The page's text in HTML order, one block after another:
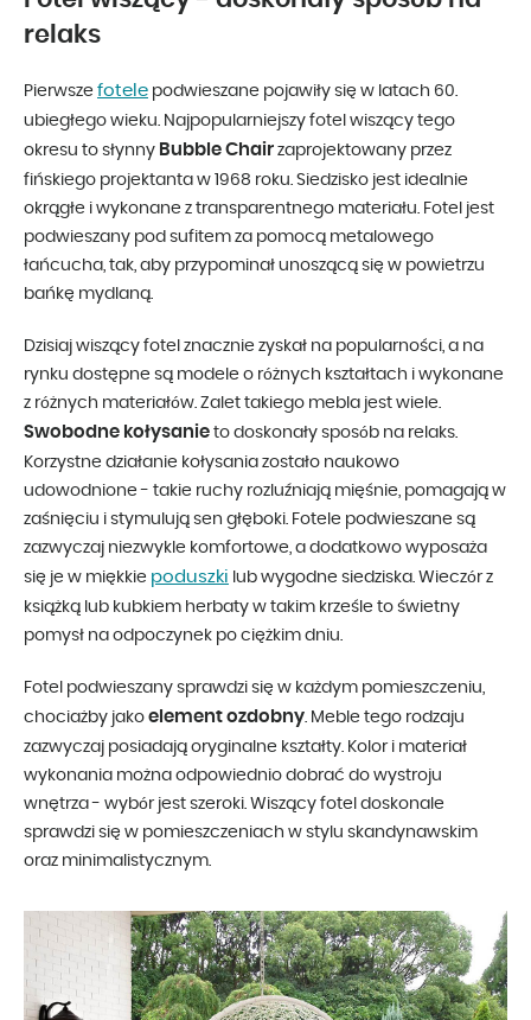
relaks
Pierwsze fotele podwieszane pojawiły się w latach 60.
ubiegłego wieku. Najpopularniejszy fotel wiszący tego
okresu to słynny Bubble Chair zaprojektowany przez
fińskiego projektanta w 1968 roku. Siedzisko jest idealnie
okrągłe i wykonane z transparentnego materiału. Fotel jest
podwieszany pod sufitem za pomocą metalowego
łańcucha, tak, aby przypominał unoszącą się w powietrzu
bańkę mydlaną.
Dzisiaj wiszący fotel znacznie zyskał na popularności, a na
rynku dostępne są modele o różnych kształtach i wykonane
z różnych materiałów. Zalet takiego mebla jest wiele.
Swobodne kołysanie to doskonały sposób na relaks.
Korzystne działanie kołysania zostało naukowo
udowodnione - takie ruchy rozluźniają mięśnie, pomagają w
zaśnięciu i stymulują sen głęboki. Fotele podwieszane są
zazwyczaj niezwykle komfortowe, a dodatkowo wyposaża
się je w miękkie poduszki lub wygodne siedziska. Wieczór z
książką lub kubkiem herbaty w takim krześle to świetny
pomysł na odpoczynek po ciężkim dniu.
Fotel podwieszany sprawdzi się w każdym pomieszczeniu,
chociażby jako element ozdobny. Meble tego rodzaju
zazwyczaj posiadają oryginalne kształty. Kolor i materiał
wykonania można odpowiednio dobrać do wystroju
wnętrza - wybór jest szeroki. Wiszący fotel doskonale
sprawdzi się w pomieszczeniach w stylu skandynawskim
oraz minimalistycznym.